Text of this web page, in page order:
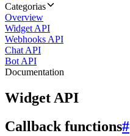
Categorias
Overview
Widget API
Webhooks API
Chat API
Bot API
Documentation
Widget API
Callback functions#